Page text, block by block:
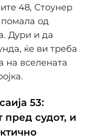
48, Стоунер
помала од
Дури и да
ќе ви треба
на вселената
53:
пред судот, и